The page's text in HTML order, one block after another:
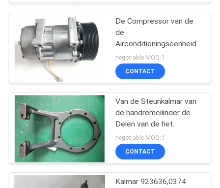
POLICY
Fantuzzivervangstukken
11
De Compressor van de
de
Airconditioningseenheid
van TAD851VE
82436934
negotiable MOQ:1
CONTACT
Van de Steunkalmar van
de handremcilinder de
Delen van de het
Bereikstapelaar
negotiable MOQ:1
CONTACT
Kalmar 923636,0374